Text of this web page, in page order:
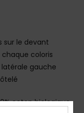
sur le devant
coloris
gauche
coton biologique